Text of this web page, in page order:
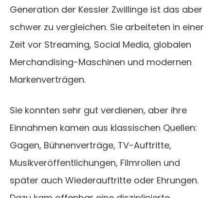
Generation der Kessler Zwillinge ist das aber
schwer zu vergleichen. Sie arbeiteten in einer
Zeit vor Streaming, Social Media, globalen
Merchandising-Maschinen und modernen
Markenverträgen.
Sie konnten sehr gut verdienen, aber ihre
Einnahmen kamen aus klassischen Quellen:
Gagen, Bühnenverträge, TV-Auftritte,
Musikveröffentlichungen, Filmrollen und
später auch Wiederauftritte oder Ehrungen.